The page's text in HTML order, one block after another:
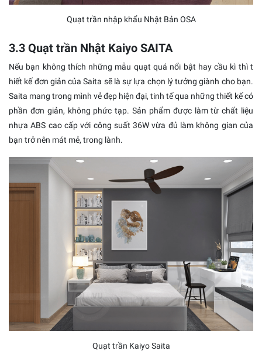
Quạt trần nhập khẩu Nhật Bản OSA
3.3 Quạt trần Nhật Kaiyo SAITA
Nếu bạn không thích những mẫu quạt quá nổi bật hay cầu kì thì t
hiết kế đơn giản của Saita sẽ là sự lựa chọn lý tưởng giành cho bạn.
Saita mang trong mình vẻ đẹp hiện đại, tinh tế qua những thiết kế có
phần đơn giản, không phức tạp. Sản phẩm được làm từ chất liệu
nhựa ABS cao cấp với công suất 36W vừa đủ làm không gian của
bạn trở nên mát mẻ, trong lành.
Quạt trần Kaiyo Saita